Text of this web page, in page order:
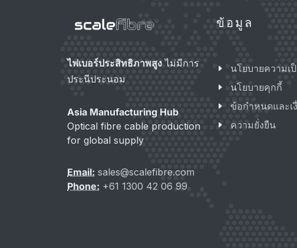
ไฟเบอร์ประสิทธิภาพสูง ไม่มีการ
ประนีประนอม
Asia Manufacturing Hub
Optical fibre cable production
for global supply
Email: sales@scalefibre.com
Phone: +61 1300 42 06 99
ข้อมูล
นโยบายความเ
นโยบายคุกกี้
ข้อกำหนดและเ
ความยั่งยืน